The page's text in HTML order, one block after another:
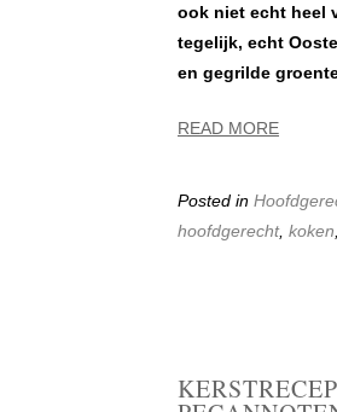
ook niet echt heel
tegelijk, echt
en gegrilde
READ MORE
Posted in
hoofdgerecht, koken